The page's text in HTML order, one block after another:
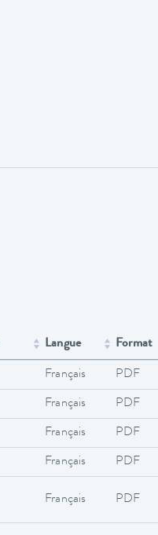
Langue Format
Français PDF
Français PDF
Français PDF
Français PDF
Français PDF